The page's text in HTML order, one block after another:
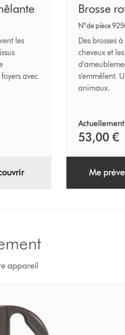
les
avec
Brosse
rotative
auto-
Brosse
N° de pièce
Des brosses
cheveux et
s’emmêlent.
animaux.
53,00 €
Me
appareil